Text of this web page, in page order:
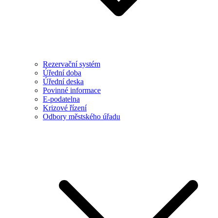
Rezervační systém
Úřední doba
Úřední deska
Povinné informace
E-podatelna
Krizové řízení
Odbory městského úřadu